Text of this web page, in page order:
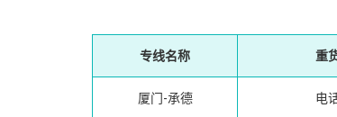
专线名称 重
厦门-承德 电